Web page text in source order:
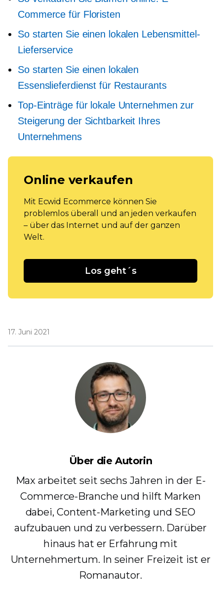
Commerce für Floristen
So starten Sie einen lokalen Lebensmittel-
Lieferservice
So starten Sie einen lokalen
Essenslieferdienst für Restaurants
Top-Einträge für lokale Unternehmen zur
Steigerung der Sichtbarkeit Ihres
Unternehmens
Online verkaufen
Mit Ecwid Ecommerce können Sie
problemlos überall und an jeden verkaufen
– über das Internet und auf der ganzen
Welt.
Los geht´s
17. Juni 2021
Über die Autorin
Max arbeitet seit sechs Jahren in der E-
Commerce-Branche und hilft Marken
dabei, Content-Marketing und SEO
aufzubauen und zu verbessern. Darüber
hinaus hat er Erfahrung mit
Unternehmertum. In seiner Freizeit ist er
Romanautor.